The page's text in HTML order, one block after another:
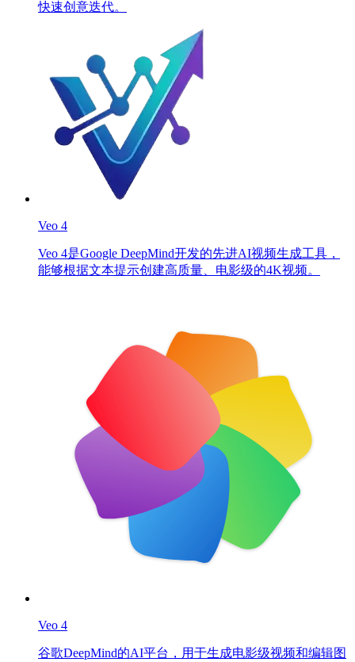
快速创意迭代。
Veo 4
Veo 4是Google DeepMind开发的先进AI视频生成工具，
能够根据文本提示创建高质量、电影级的4K视频。
Veo 4
谷歌DeepMind的AI平台，用于生成电影级视频和编辑图